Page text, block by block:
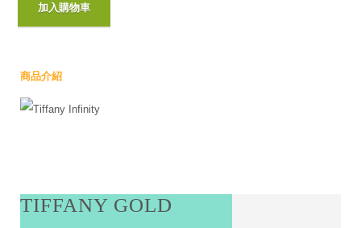
商品介紹
TIFFANY GOLD